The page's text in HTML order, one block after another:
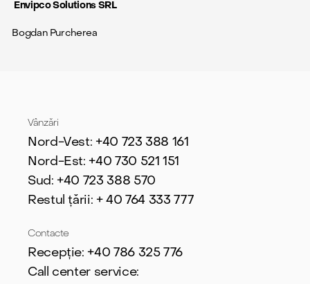
Envipco Solutions SRL
Bogdan Purcherea
Vânzări
Nord-Vest: +40 723 388 161
Nord-Est: +40 730 521 151
Sud: +40 723 388 570
Restul țării: + 40 764 333 777
Contacte
Recepție: +40 786 325 776
Call center service: